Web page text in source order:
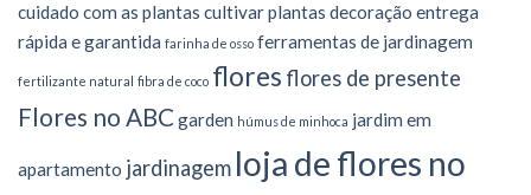
cuidado com as plantas cultivar plantas decoração entrega
rápida e garantida farinha de osso ferramentas de jardinagem
fertilizante natural fibra de coco flores flores de presente
Flores no ABC garden húmus de minhoca jardim em
apartamento jardinagem loja de flores no